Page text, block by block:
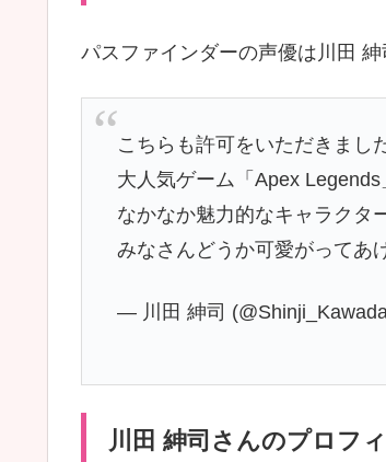
パスファインダーの声優は川田
こちらも許可をいただきまし
大人気ゲーム「Apex
なかなか魅力的なキャラクタ
みなさんどうか可愛がってあ
— 川田 紳司
川田 紳司さんのプロフ